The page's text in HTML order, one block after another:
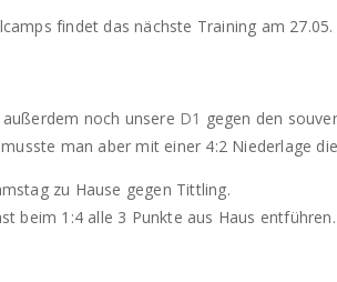
findet das nächste Training am
noch unsere D1 gegen den
man aber mit einer 4:2 Niederlage
zu Hause gegen Tittling.
beim 1:4 alle 3 Punkte aus Haus entführen.